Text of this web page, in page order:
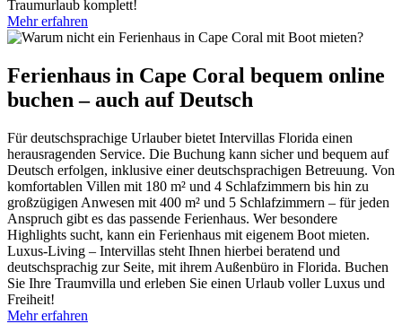
Traumurlaub komplett!
Mehr erfahren
Ferienhaus in Cape Coral bequem online
buchen – auch auf Deutsch
Für deutschsprachige Urlauber bietet Intervillas Florida einen
herausragenden Service. Die Buchung kann sicher und bequem auf
Deutsch erfolgen, inklusive einer deutschsprachigen Betreuung. Von
komfortablen Villen mit 180 m² und 4 Schlafzimmern bis hin zu
großzügigen Anwesen mit 400 m² und 5 Schlafzimmern – für jeden
Anspruch gibt es das passende Ferienhaus. Wer besondere
Highlights sucht, kann ein Ferienhaus mit eigenem Boot mieten.
Luxus-Living – Intervillas steht Ihnen hierbei beratend und
deutschsprachig zur Seite, mit ihrem Außenbüro in Florida. Buchen
Sie Ihre Traumvilla und erleben Sie einen Urlaub voller Luxus und
Freiheit!
Mehr erfahren